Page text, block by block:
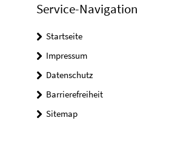
Service-Navigation
Startseite
Impressum
Datenschutz
Barrierefreiheit
Sitemap